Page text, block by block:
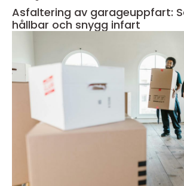
Asfaltering av garageuppfart:
hållbar och snygg infart